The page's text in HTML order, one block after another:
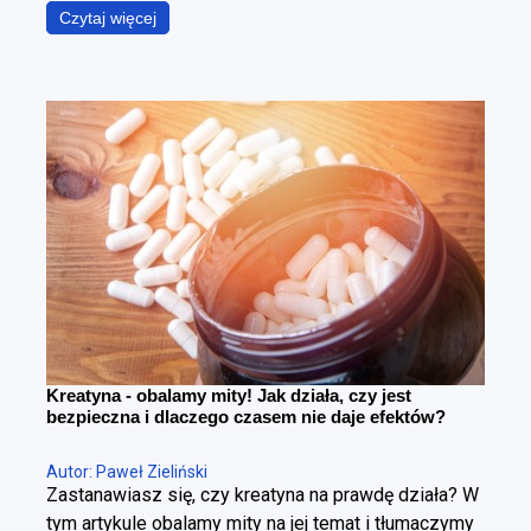
podczas gdy w rzeczywistości chodzi o coś
znacznie bardziej precyzyjnego – zmniejszenie
zachowaniu masy mięśniowej. To fundamentalna
różnica. Można schudnąć i wyglądać gorzej – i
można redukować tkankę tłuszczową, poprawiając
sylwetkę. Cała sztuka polega na tym, żeby zrobić to
w kontrolowany sposób.
Czytaj więcej
Kreatyna - obalamy mity! Jak działa, czy jest
bezpieczna i dlaczego czasem nie daje efektów?
Autor: Paweł Zieliński
Zastanawiasz się, czy kreatyna na prawdę działa? W
tym artykule obalamy mity na jej temat i tłumaczymy